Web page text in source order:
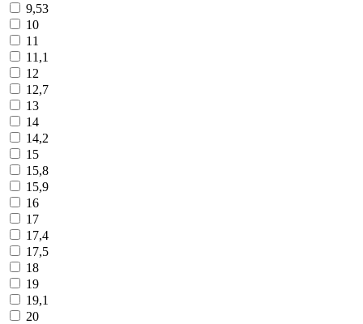
9,53
10
11
11,1
12
12,7
13
14
14,2
15
15,8
15,9
16
17
17,4
17,5
18
19
19,1
20